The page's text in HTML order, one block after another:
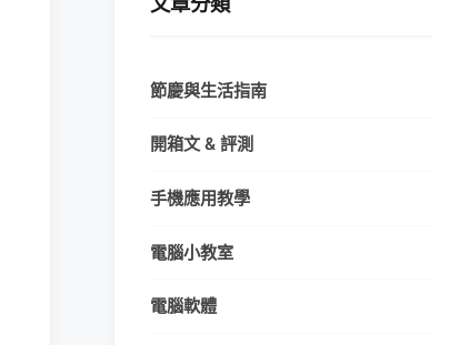
節慶與生活指南
開箱文 & 評測
手機應用教學
電腦小教室
電腦軟體